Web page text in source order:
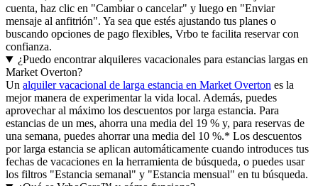
cuenta, haz clic en "Cambiar o cancelar" y luego en "Enviar
mensaje al anfitrión". Ya sea que estés ajustando tus planes o
buscando opciones de pago flexibles, Vrbo te facilita reservar con
confianza.
¿Puedo encontrar alquileres vacacionales para estancias largas en
Market Overton?
Un alquiler vacacional de larga estancia en Market Overton es la
mejor manera de experimentar la vida local. Además, puedes
aprovechar al máximo los descuentos por larga estancia. Para
estancias de un mes, ahorra una media del 19 % y, para reservas de
una semana, puedes ahorrar una media del 10 %.* Los descuentos
por larga estancia se aplican automáticamente cuando introduces tus
fechas de vacaciones en la herramienta de búsqueda, o puedes usar
los filtros "Estancia semanal" y "Estancia mensual" en tu búsqueda.